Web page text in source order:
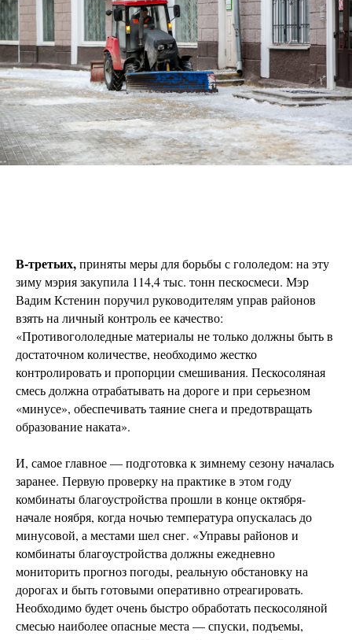
В-третьих,приняты меры для борьбы с гололедом: на эту
зиму мэрия закупила 114,4 тыс. тонн пескосмеси. Мэр
Вадим Кстенин поручил руководителям управ районов
взять на личный контроль ее качество:
«Противогололедные материалы не только должны быть в
достаточном количестве, необходимо жестко
контролировать и пропорции смешивания. Пескосоляная
смесь должна отрабатывать на дороге и при серьезном
«минусе», обеспечивать таяние снега и предотвращать
образование наката».
И, самое главное — подготовка к зимнему сезону началась
заранее. Первую проверку на практике в этом году
комбинаты благоустройства прошли в конце октября-
начале ноября, когда ночью температура опускалась до
минусовой, а местами шел снег. «Управы районов и
комбинаты благоустройства должны ежедневно
мониторить прогноз погоды, реальную обстановку на
дорогах и быть готовыми оперативно отреагировать.
Необходимо будет очень быстро обработать пескосоляной
смесью наиболее опасные места — спуски, подъемы,